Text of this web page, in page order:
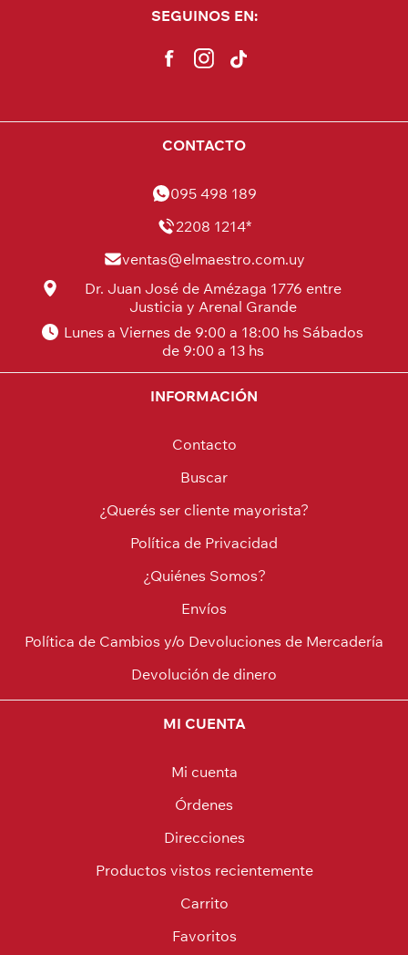
SEGUINOS EN:
CONTACTO
095 498 189
2208 1214*
ventas@elmaestro.com.uy
Dr. Juan José de Amézaga 1776 entre
Justicia y Arenal Grande
Lunes a Viernes de 9:00 a 18:00 hs Sábados
de 9:00 a 13 hs
INFORMACIÓN
Contacto
Buscar
¿Querés ser cliente mayorista?
Política de Privacidad
¿Quiénes Somos?
Envíos
Política de Cambios y/o Devoluciones de Mercadería
Devolución de dinero
MI CUENTA
Mi cuenta
Órdenes
Direcciones
Productos vistos recientemente
Carrito
Favoritos